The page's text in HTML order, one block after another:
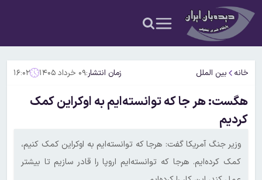
خانه بین الملل زمان انتشار:۰۹ خرداد ۱۴۰۵ ۱۶:۰۲
هگست: هر جا که توانسته‌ایم به اوکراین کمک
کردیم
وزیر جنگ آمریکا گفت: هرجا که توانسته‌ایم به اوکراین کمک کنیم،
کمک کرده‌ایم. هرجا که توانسته‌ایم اروپا را قادر سازیم تا بیشتر